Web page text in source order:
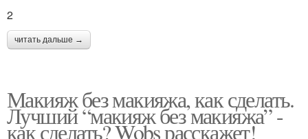
2
читать дальше →
Макияж без макияжа, как сделать.
Лучший “макияж без макияжа” -
как сделать? Wobs расскажет!